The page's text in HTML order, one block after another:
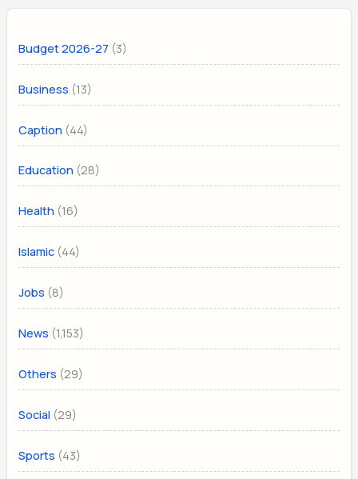
Budget 2026-27 (3)
Business (13)
Caption (44)
Education (28)
Health (16)
Islamic (44)
Jobs (8)
News (1,153)
Others (29)
Social (29)
Sports (43)